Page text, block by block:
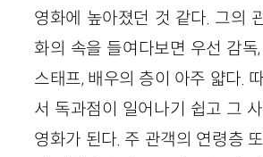
영화에 높아졌던 것 같다. 그의
화의 속을 들여다보면 우선 감독
스태프, 배우의 층이 아주 얇다.
서 독과점이 일어나기 쉽고 그
영화가 된다. 주 관객의 연령층